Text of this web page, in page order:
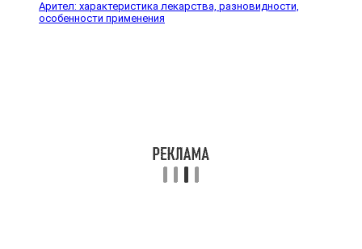
Арител: характеристика лекарства, разновидности,
особенности применения